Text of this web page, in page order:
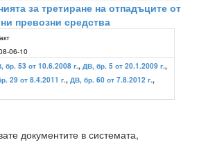
за третиране на отпадъците от
превозни средства
06-10
бр. 53 от 10.6.2008 г., ДВ, бр. 5 от 20.1.2009 г.,
29 от 8.4.2011 г., ДВ, бр. 60 от 7.8.2012 г.,
документите в системата,